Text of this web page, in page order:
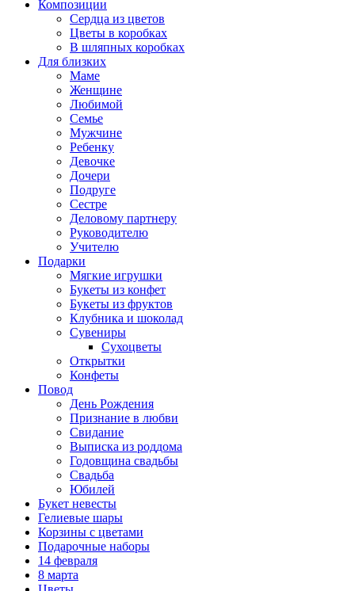
Композиции
Сердца из цветов
Цветы в коробках
В шляпных коробках
Для близких
Маме
Женщине
Любимой
Семье
Мужчине
Ребенку
Девочке
Дочери
Подруге
Сестре
Деловому партнеру
Руководителю
Учителю
Подарки
Мягкие игрушки
Букеты из конфет
Букеты из фруктов
Клубника и шоколад
Сувениры
Сухоцветы
Открытки
Конфеты
Повод
День Рождения
Признание в любви
Свидание
Выписка из роддома
Годовщина свадьбы
Свадьба
Юбилей
Букет невесты
Гелиевые шары
Корзины с цветами
Подарочные наборы
14 февраля
8 марта